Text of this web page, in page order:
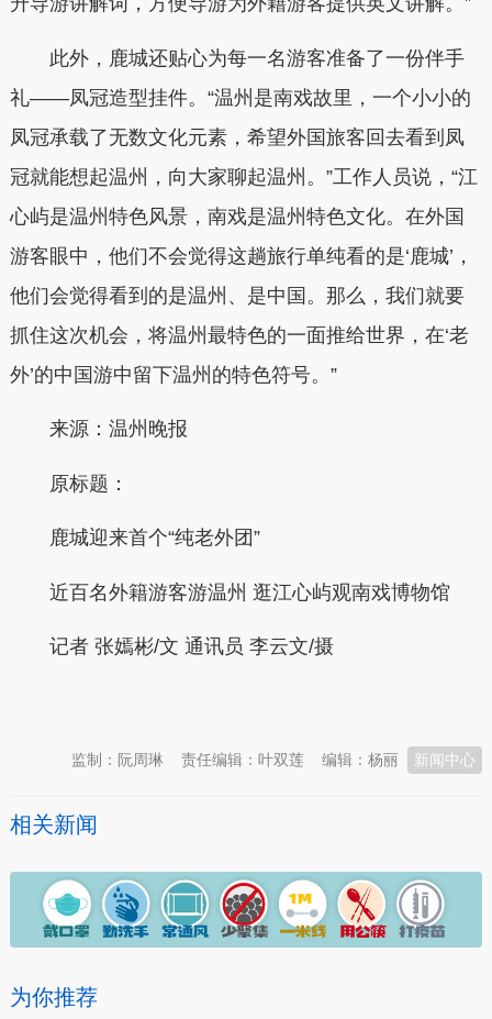
此外，鹿城还贴心为每一名游客准备了一份伴手
礼——凤冠造型挂件。“温州是南戏故里，一个小小的
凤冠承载了无数文化元素，希望外国旅客回去看到凤
冠就能想起温州，向大家聊起温州。”工作人员说，“江
心屿是温州特色风景，南戏是温州特色文化。在外国
游客眼中，他们不会觉得这趟旅行单纯看的是‘鹿城’，
他们会觉得看到的是温州、是中国。那么，我们就要
抓住这次机会，将温州最特色的一面推给世界，在‘老
外’的中国游中留下温州的特色符号。”
来源：温州晚报
原标题：
鹿城迎来首个“纯老外团”
近百名外籍游客游温州 逛江心屿观南戏博物馆
记者 张嫣彬/文 通讯员 李云文/摄
新闻中心
编辑：杨丽
责任编辑：叶双莲
监制：阮周琳
相关新闻
为你推荐